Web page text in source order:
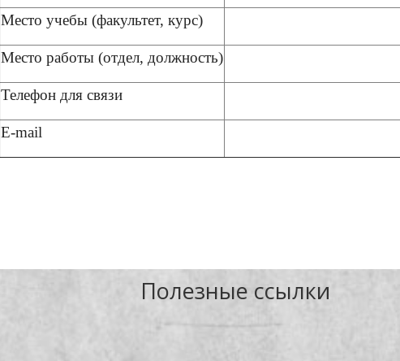
Место учебы (факультет, курс)
Место работы (отдел, должность)
Телефон для связи
E-mail
Полезные ссылки